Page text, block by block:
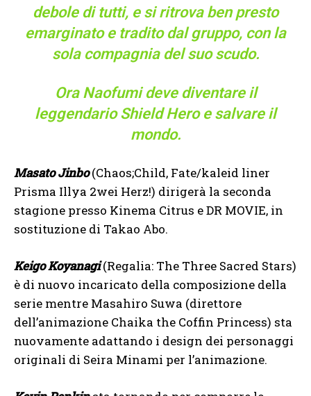
debole di tutti, e si ritrova ben presto
emarginato e tradito dal gruppo, con la
sola compagnia del suo scudo.
Ora Naofumi deve diventare il
leggendario Shield Hero e salvare il
mondo.
Masato Jinbo(Chaos;Child, Fate/kaleid liner
Prisma Illya 2wei Herz!) dirigerà la seconda
stagione presso Kinema Citrus e DR MOVIE, in
sostituzione di Takao Abo.
Keigo Koyanagi (Regalia: The Three Sacred Stars)
è di nuovo incaricato della composizione della
serie mentre Masahiro Suwa (direttore
dell’animazione Chaika the Coffin Princess) sta
nuovamente adattando i design dei personaggi
originali di Seira Minami per l’animazione.